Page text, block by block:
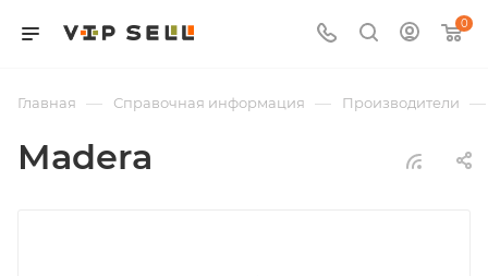
0
Главная — Справочная информация — Производители —
Madera